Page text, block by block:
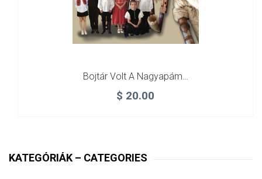
Bojtár Volt A Nagyapám…
$ 20.00
KATEGÓRIÁK – CATEGORIES